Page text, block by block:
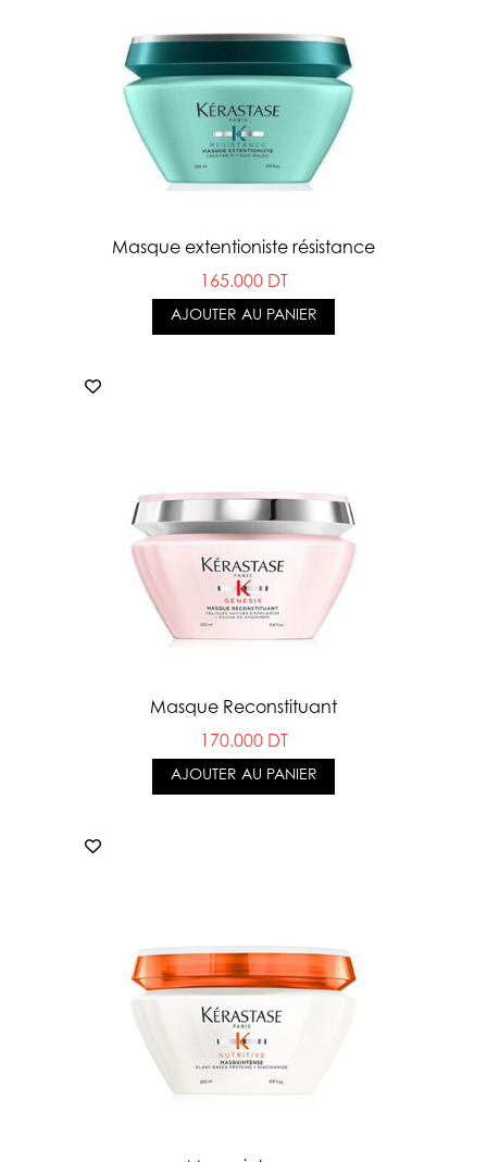
Masque extentioniste résistance
165.000 DT
AJOUTER AU PANIER
Masque Reconstituant
170.000 DT
AJOUTER AU PANIER